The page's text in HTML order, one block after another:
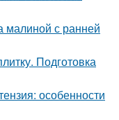
малиной с ранней
Подготовка
особенности